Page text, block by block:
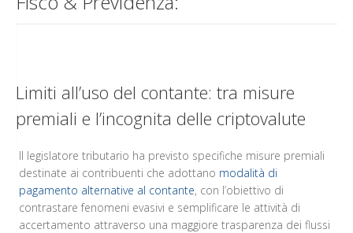
Limiti all’uso del contante: tra misure
premiali e l’incognita delle criptovalute
Il legislatore tributario ha previsto specifiche misure premiali
destinate ai contribuenti che adottano modalità di
pagamento alternative al contante, con l’obiettivo di
contrastare fenomeni evasivi e semplificare le attività di
accertamento attraverso una maggiore trasparenza dei flussi